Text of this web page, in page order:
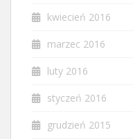
kwiecień 2016
marzec 2016
luty 2016
styczeń 2016
grudzień 2015